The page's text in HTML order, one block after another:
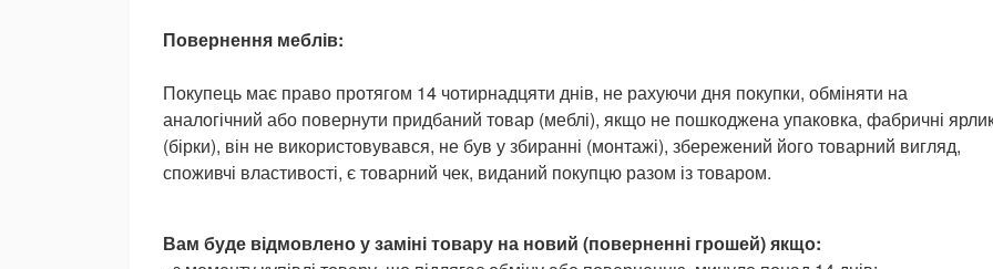
Повернення меблів:
Покупець має право протягом 14 чотирнадцяти днів, не рахуючи дня покупки, обміняти на
аналогічний або повернути придбаний товар (меблі), якщо не пошкоджена упаковка, фабричні
(бірки), він не використовувався, не був у збиранні (монтажі), збережений його товарний вигляд,
споживчі властивості, є товарний чек, виданий покупцю разом із товаром.
Вам буде відмовлено у заміні товару на новий (поверненні грошей) якщо: